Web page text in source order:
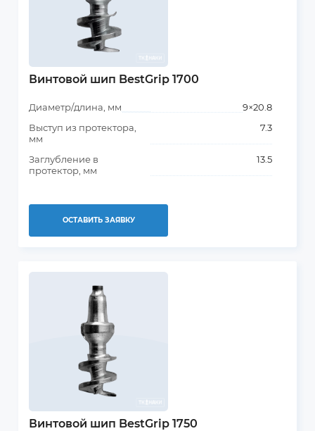
Винтовой шип BestGrip 1700
Диаметр/длина, мм
9×20.8
Выступ из протектора,
мм
7.3
Заглубление в
протектор, мм
13.5
ОСТАВИТЬ ЗАЯВКУ
Винтовой шип BestGrip 1750